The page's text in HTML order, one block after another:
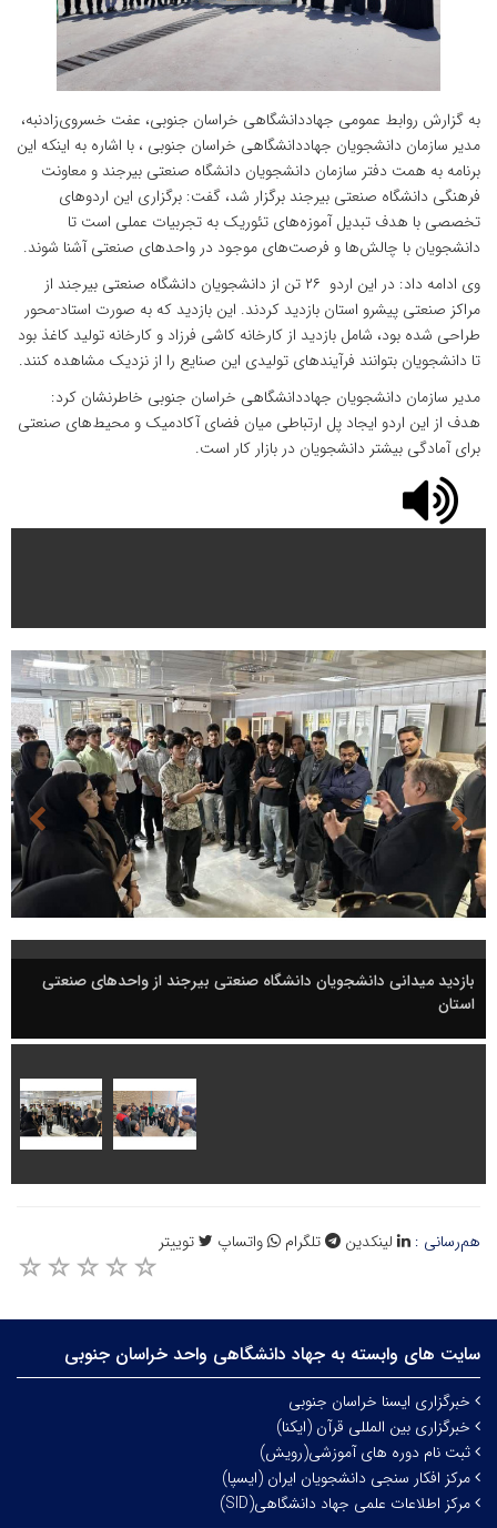
به گزارش روابط عمومی جهاددانشگاهی خراسان جنوبی، عفت خسروی‌زادنبه،
مدیر سازمان دانشجویان جهاددانشگاهی خراسان جنوبی ، با اشاره به اینکه این
برنامه به همت دفتر سازمان دانشجویان دانشگاه صنعتی بیرجند و معاونت
فرهنگی دانشگاه صنعتی بیرجند برگزار شد، گفت: برگزاری این اردوهای
تخصصی با هدف تبدیل آموزه‌های تئوریک به تجربیات عملی است تا
دانشجویان با چالش‌ها و فرصت‌های موجود در واحدهای صنعتی آشنا شوند.
وی ادامه داد: در این اردو ۲۶ تن از دانشجویان دانشگاه صنعتی بیرجند از
مراکز صنعتی پیشرو استان بازدید کردند. این بازدید که به صورت استاد-محور
طراحی شده بود، شامل بازدید از کارخانه کاشی فرزاد و کارخانه تولید کاغذ بود
تا دانشجویان بتوانند فرآیندهای تولیدی این صنایع را از نزدیک مشاهده کنند.
مدیر سازمان دانشجویان جهاددانشگاهی خراسان جنوبی خاطرنشان کرد:
هدف از این اردو ایجاد پل ارتباطی میان فضای آکادمیک و محیط‌های صنعتی
برای آمادگی بیشتر دانشجویان در بازار کار است.
بازدید میدانی دانشجویان دانشگاه صنعتی بیرجند از واحدهای صنعتی
استان
هم‌رسانی : لینکدین تلگرام واتساپ توییتر
سایت های وابسته به جهاد دانشگاهی واحد خراسان جنوبی
خبرگزاری ایسنا خراسان جنوبی
خبرگزاری بین المللی قرآن (ایکنا)
ثبت نام دوره های آموزشی(رویش)
مرکز افکار سنجی دانشجویان ایران (ایسپا)
مرکز اطلاعات علمی جهاد دانشگاهی(SID)